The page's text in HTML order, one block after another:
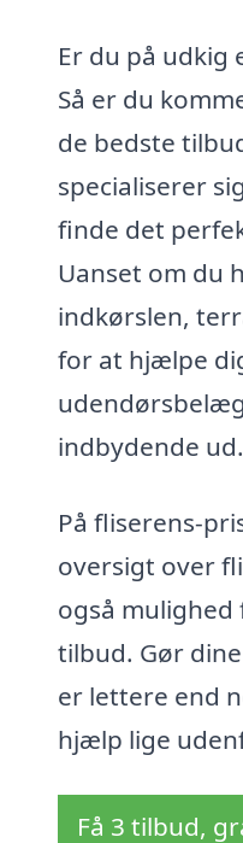
Er du på udkig
Så er du
de bedste
specialiserer
finde det
Uanset om du
indkørslen,
for at hjælpe
indbydende ud.
På fliserens-
oversigt over
også
tilbud. Gør
er lettere end
hjælp lige
Få 3 tilbud,